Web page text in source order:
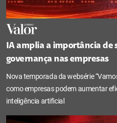
IA amplia a importância de
governança nas empresas
Nova temporada da websérie
como empresas podem aumentar
inteligência artificial